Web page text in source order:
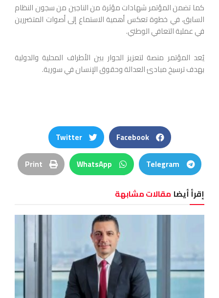
كما تضمن المؤتمر شهادات مؤثرة من الناجين من سجون النظام
السابق، في خطوة تعكس أهمية الاستماع إلى أصوات المتضررين
في عملية التعافي الوطني.
يُعد المؤتمر منصة لتعزيز الحوار بين الأطراف المحلية والدولية
بهدف ترسيخ مبادئ العدالة وحقوق الإنسان في سورية.
Facebook
Twitter
Telegram
WhatsApp
Print
إقرأ أيضا مقالات مشابهة